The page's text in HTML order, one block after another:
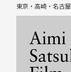
東京・高崎・名古